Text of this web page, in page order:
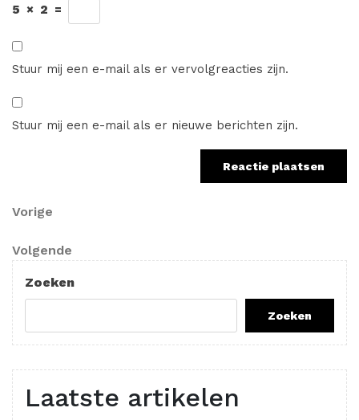
5 × 2 =
Stuur mij een e-mail als er vervolgreacties zijn.
Stuur mij een e-mail als er nieuwe berichten zijn.
Berichtnavigatie
Vorig
Vorige
Volgend
bericht
Volgende
Zoeken
Zoeken
Laatste artikelen